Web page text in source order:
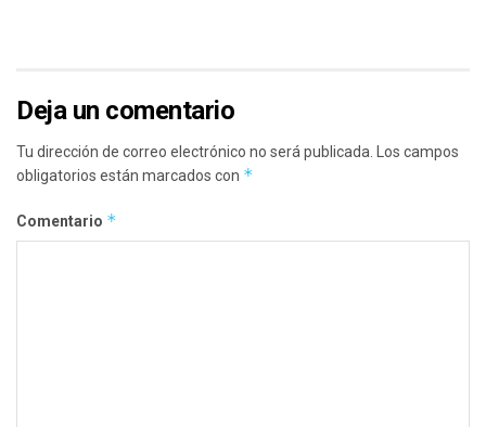
Deja un comentario
Tu dirección de correo electrónico no será publicada. Los campos
obligatorios están marcados con *
Comentario *